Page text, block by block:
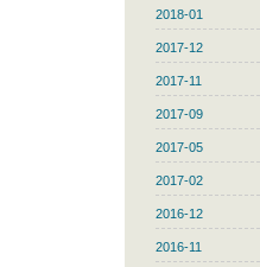
2018-01
2017-12
2017-11
2017-09
2017-05
2017-02
2016-12
2016-11